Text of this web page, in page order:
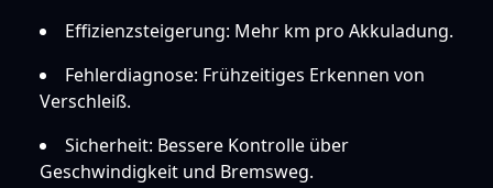
Effizienzsteigerung: Mehr km pro Akkuladung.
Fehlerdiagnose: Frühzeitiges Erkennen von
Verschleiß.
Sicherheit: Bessere Kontrolle über
Geschwindigkeit und Bremsweg.